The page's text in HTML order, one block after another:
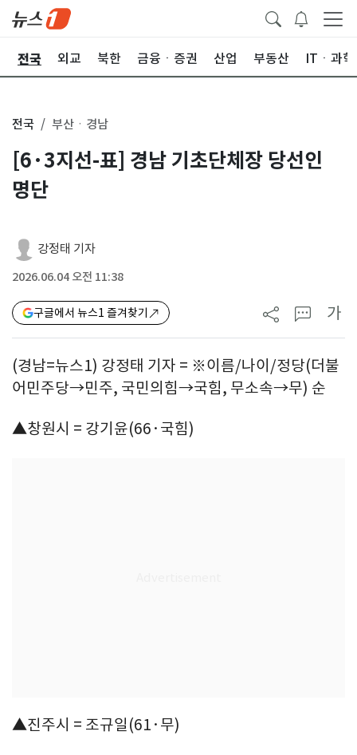
전국 외교 북한 금융ㆍ증권 산업 부동산 ITㆍ과학
전국 부산ㆍ경남
[6·3지선-표] 경남 기초단체장 당선인
명단
강정태 기자
2026.06.04 오전 11:38
구글에서 뉴스1 즐겨찾기 가
(경남=뉴스1) 강정태 기자 = ※이름/나이/정당(더불
어민주당→민주, 국민의힘→국힘, 무소속→무) 순
▲창원시 = 강기윤(66·국힘)
▲진주시 = 조규일(61·무)